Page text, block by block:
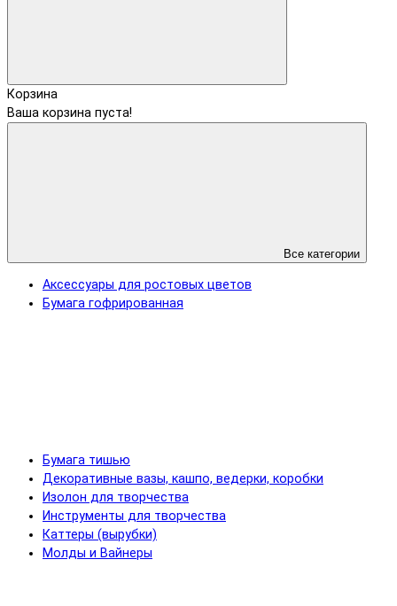
Корзина
Ваша корзина пуста!
Все категории
Аксессуары для ростовых цветов
Бумага гофрированная
Бумага тишью
Декоративные вазы, кашпо, ведерки, коробки
Изолон для творчества
Инструменты для творчества
Каттеры (вырубки)
Молды и Вайнеры